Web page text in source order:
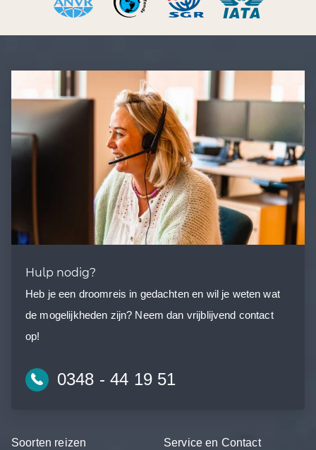
Hulp nodig?
Heb je een droomreis in gedachten en wil je weten wat
de mogelijkheden zijn? Neem dan vrijblijvend contact
op!
0348 - 44 19 51
Soorten reizen Service en Contact